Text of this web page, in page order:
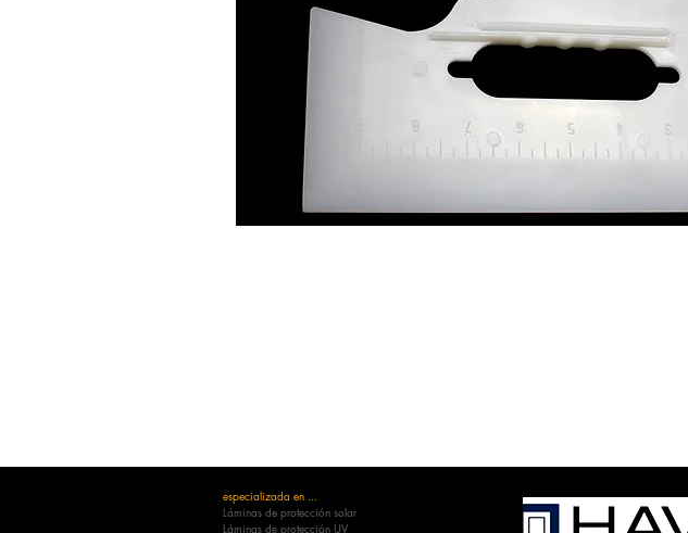
especializada en ...
Láminas de protección solar
Láminas de protección UV